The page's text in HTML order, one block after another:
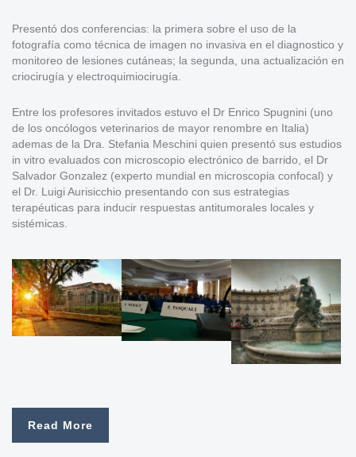
Presentó dos conferencias: la primera sobre el uso de la
fotografía como técnica de imagen no invasiva en el diagnostico y
monitoreo de lesiones cutáneas; la segunda, una actualización en
criocirugía y electroquimiocirugía.
Entre los profesores invitados estuvo el Dr Enrico Spugnini (uno
de los oncólogos veterinarios de mayor renombre en Italia)
ademas de la Dra. Stefania Meschini quien presentó sus estudios
in vitro evaluados con microscopio electrónico de barrido, el Dr
Salvador Gonzalez (experto mundial en microscopia confocal) y
el Dr. Luigi Aurisicchio presentando con sus estrategias
terapéuticas para inducir respuestas antitumorales locales y
sistémicas.
Read More